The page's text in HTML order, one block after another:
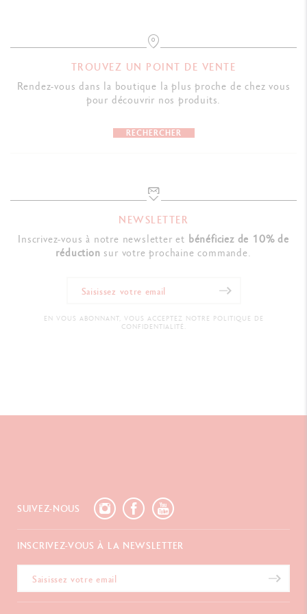
NORMES LÉGALES
RÉFÉRENCE DU PRODUIT
TROUVEZ UN POINT DE VENTE
Rendez-vous dans la boutique la plus proche de chez vous
pour découvrir nos produits.
RECHERCHER
NEWSLETTER
Inscrivez-vous à notre newsletter et bénéficiez de 10% de
réduction sur votre prochaine commande.
EN VOUS ABONNANT, VOUS ACCEPTEZ NOTRE POLITIQUE DE
CONFIDENTIALITÉ.
SUIVEZ-NOUS
INSCRIVEZ-VOUS À LA NEWSLETTER